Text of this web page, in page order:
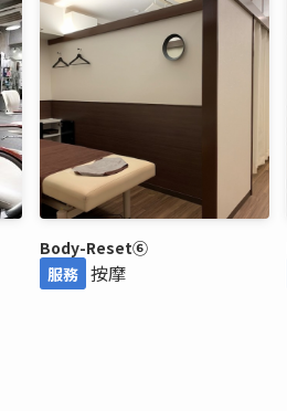
Body-Reset⑥
服務 按摩